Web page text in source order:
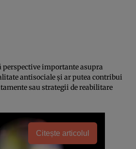
perspective importante asupra
antisociale și ar putea contribui
sau strategii de reabilitare
Citește articolul